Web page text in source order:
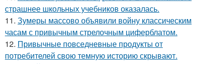
страшнее школьных учебников оказалась.
11. Зумеры массово объявили войну классическим
часам с привычным стрелочным циферблатом.
12. Привычные повседневные продукты от
потребителей свою темную историю скрывают.